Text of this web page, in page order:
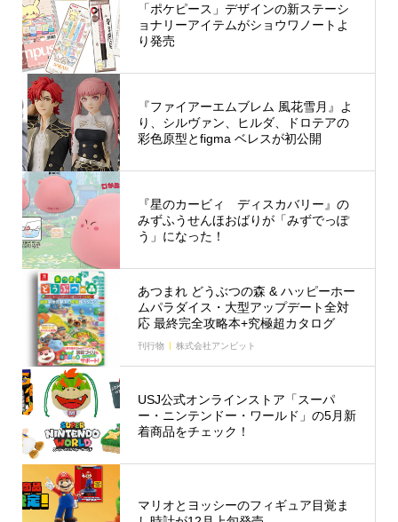
「ポケピース」デザインの新ステーシ
ョナリーアイテムがショウワノートよ
り発売
『ファイアーエムブレム 風花雪月』よ
り、シルヴァン、ヒルダ、ドロテアの
彩色原型とfigma ベレスが初公開
『星のカービィ ディスカバリー』の
みずふうせんほおばりが「みずでっぽ
う」になった！
あつまれ どうぶつの森 & ハッピーホー
ムパラダイス・大型アップデート全対
応 最終完全攻略本+究極超カタログ
刊行物 株式会社アンビット
USJ公式オンラインストア「スーパ
ー・ニンテンドー・ワールド」の5月新
着商品をチェック！
マリオとヨッシーのフィギュア目覚ま